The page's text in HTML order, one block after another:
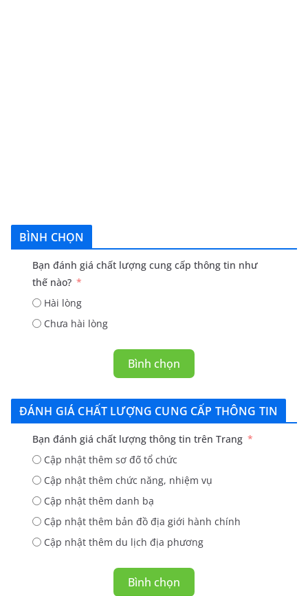
BÌNH CHỌN
Bạn đánh giá chất lượng cung cấp thông tin như
thế nào?
Hài lòng
Chưa hài lòng
Bình chọn
ĐÁNH GIÁ CHẤT LƯỢNG CUNG CẤP THÔNG TIN
Bạn đánh giá chất lượng thông tin trên Trang
Cập nhật thêm sơ đố tổ chức
Cập nhật thêm chức năng, nhiệm vụ
Cập nhật thêm danh bạ
Cập nhật thêm bản đồ địa giới hành chính
Cập nhật thêm du lịch địa phương
Bình chọn